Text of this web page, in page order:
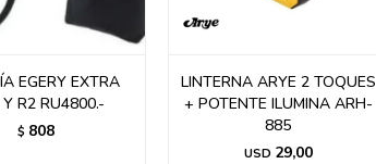
EGERY EXTRA
Y R2 RU4800.-
$ 808
LINTERNA ARYE 2 TOQUES
+ POTENTE ILUMINA ARH-
885
USD 29,00